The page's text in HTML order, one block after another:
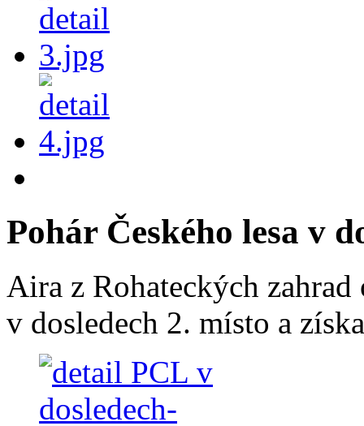
Pohár Českého lesa v
Aira z Rohateckých zahrad
v dosledech 2. místo a